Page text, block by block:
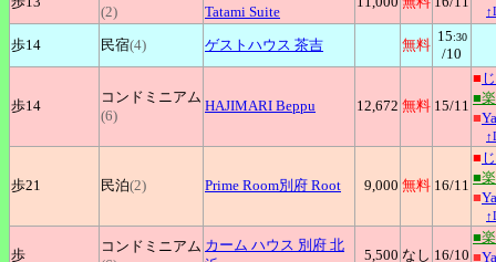
(2)
Tatami Suite
歩14 民宿(4) ゲストハウス 茶吉 無料
15:30
/10
歩14
コンドミニアム
(6)
HAJIMARI Beppu 12,672 無料 15/11
■
■
■
歩21 民泊(2) Prime Room別府 Root 9,000 無料 16/11
■
■
■
歩
コンドミニアム カーム ハウス 別府 北
5,500 なし 16/10
■
■